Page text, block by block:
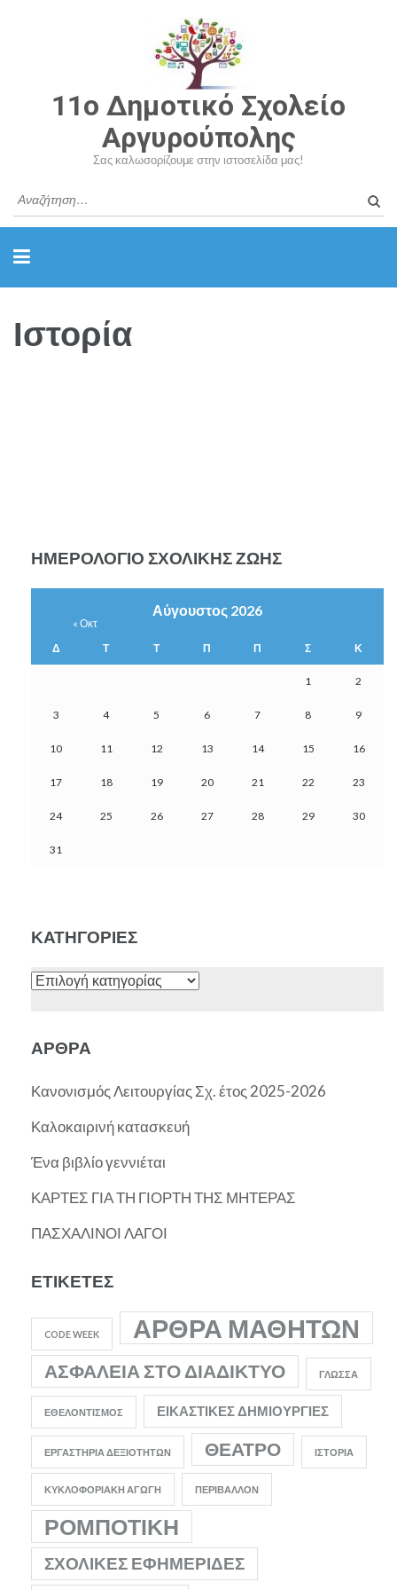
11o Δημοτικό Σχολείο
Αργυρούπολης
Σας καλωσορίζουμε στην ιστοσελίδα μας!
για:
Ιστορία
ΗΜΕΡΟΛΌΓΙΟ ΣΧΟΛΙΚΉΣ ΖΩΉΣ
Αύγουστος 2026
Δ Τ Τ Π Π Σ Κ
« Οκτ
1 2
3 4 5 6 7 8 9
10 11 12 13 14 15 16
17 18 19 20 21 22 23
24 25 26 27 28 29 30
31
ΚΑΤΗΓΟΡΊΕΣ
Κατηγορίες
ΆΡΘΡΑ
Κανονισμός Λειτουργίας Σχ. έτος 2025-2026
Καλοκαιρινή κατασκευή
Ένα βιβλίο γεννιέται
ΚΑΡΤΕΣ ΓΙΑ ΤΗ ΓΙΟΡΤΗ ΤΗΣ ΜΗΤΕΡΑΣ
ΠΑΣΧΑΛΙΝΟΙ ΛΑΓΟΙ
ΕΤΙΚΈΤΕΣ
CODE WEEK ΆΡΘΡΑ ΜΑΘΗΤΏΝ
ΑΣΦΆΛΕΙΑ ΣΤΟ ΔΙΑΔΊΚΤΥΟ ΓΛΏΣΣΑ
ΕΘΕΛΟΝΤΙΣΜΌΣ ΕΙΚΑΣΤΙΚΈΣ ΔΗΜΙΟΥΡΓΊΕΣ
ΕΡΓΑΣΤΉΡΙΑ ΔΕΞΙΟΤΉΤΩΝ ΘΈΑΤΡΟ ΙΣΤΟΡΊΑ
ΚΥΚΛΟΦΟΡΙΑΚΉ ΑΓΩΓΉ ΠΕΡΙΒΆΛΛΟΝ
ΡΟΜΠΟΤΙΚΉ
ΣΧΟΛΙΚΈΣ ΕΦΗΜΕΡΊΔΕΣ